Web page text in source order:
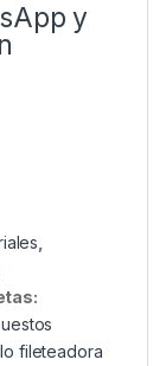
y
fileteadora